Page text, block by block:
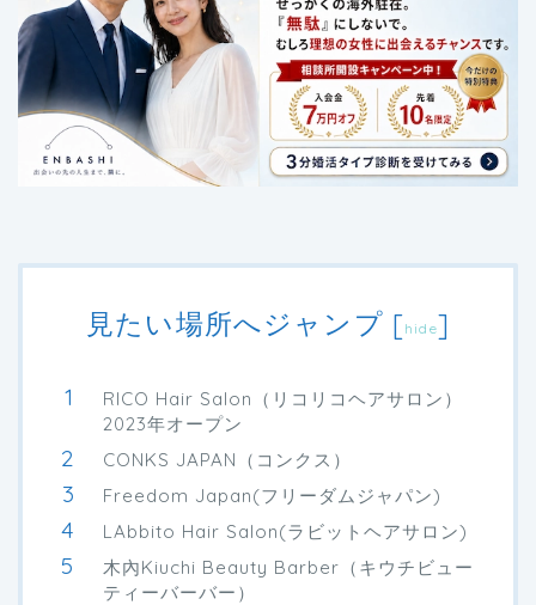
見たい場所へジャンプ [hide]
RICO Hair Salon（リコリコヘアサロン）
2023年オープン
CONKS JAPAN（コンクス）
Freedom Japan(フリーダムジャパン)
LAbbito Hair Salon(ラビットヘアサロン)
木內Kiuchi Beauty Barber（キウチビュー
ティーバーバー）